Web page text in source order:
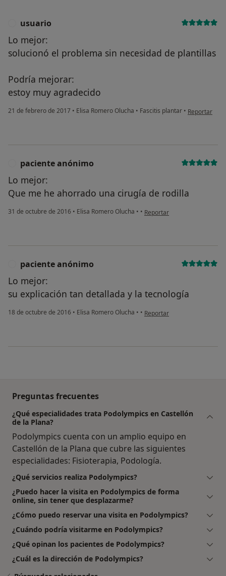
usuario
Lo mejor:
solucionó el problema sin necesidad de plantillas
Podría mejorar:
estoy muy agradecido
21 de febrero de 2017 • Elisa Romero Olucha • Fascitis plantar • en opinión
Reportar
paciente anónimo
Lo mejor:
Que me he ahorrado una cirugía de rodilla
31 de octubre de 2016 • Elisa Romero Olucha • • en opinión del usuario
Reportar
paciente anónimo
Lo mejor:
su explicación tan detallada y la tecnología
18 de octubre de 2016 • Elisa Romero Olucha • • en opinión del usuario
Reportar
Preguntas frecuentes
¿Qué especialidades trata Podolympics en Castellón
de la Plana?
Podolympics cuenta con un amplio equipo en
Castellón de la Plana que cubre las siguientes
especialidades: Fisioterapia, Podología.
¿Qué servicios realiza Podolympics?
¿Puedo hacer la visita en Podolympics de forma
online, sin tener que desplazarme?
¿Cómo puedo reservar una visita en Podolympics?
¿Cuándo podría visitarme en Podolympics?
¿Qué opinan los pacientes de Podolympics?
¿Cuál es la dirección de Podolympics?